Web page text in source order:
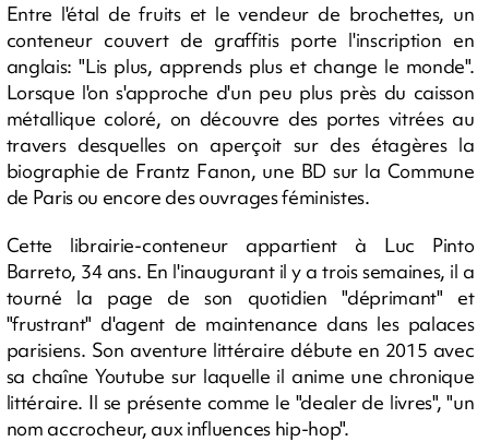
Entre l'étal de fruits et le vendeur de brochettes, un
conteneur couvert de graffitis porte l'inscription en
anglais: "Lis plus, apprends plus et change le monde".
Lorsque l'on s'approche d'un peu plus près du caisson
métallique coloré, on découvre des portes vitrées au
travers desquelles on aperçoit sur des étagères la
biographie de Frantz Fanon, une BD sur la Commune
de Paris ou encore des ouvrages féministes.
Cette librairie-conteneur appartient à Luc Pinto
Barreto, 34 ans. En l'inaugurant il y a trois semaines, il a
tourné la page de son quotidien "déprimant" et
"frustrant" d'agent de maintenance dans les palaces
parisiens. Son aventure littéraire débute en 2015 avec
sa chaîne Youtube sur laquelle il anime une chronique
littéraire. Il se présente comme le "dealer de livres", "un
nom accrocheur, aux influences hip-hop".